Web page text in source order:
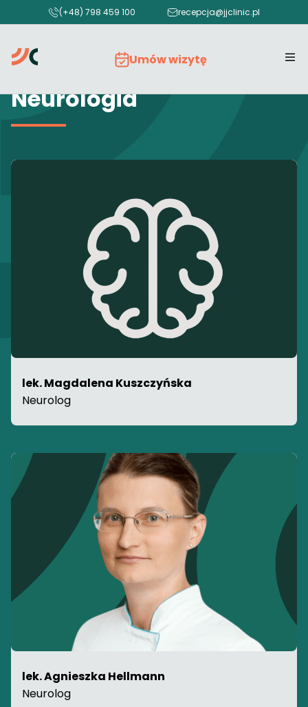
(+48) 798 459 100 recepcja@jjclinic.pl
Umów wizytę
Neurologia
lek. Magdalena Kuszczyńska
Neurolog
lek. Agnieszka Hellmann
Neurolog